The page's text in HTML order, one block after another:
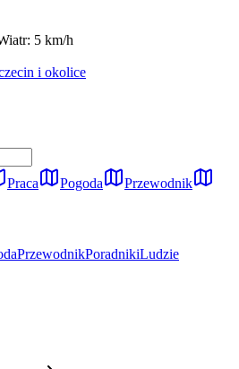
5 km/h
i okolice
Praca Pogoda
Przewodnik
PrzewodnikPoradnikiLudzie